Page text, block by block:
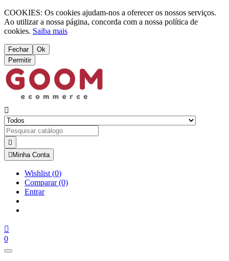
COOKIES: Os cookies ajudam-nos a oferecer os nossos serviços.
Ao utilizar a nossa página, concorda com a nossa política de
cookies. Saiba mais
Fechar
Ok
Permitir


 Minha Conta
Wishlist (0)
Comparar(0)
Entrar

0